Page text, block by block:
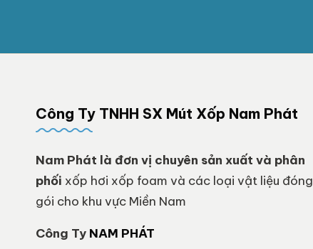
Công Ty TNHH SX Mút Xốp Nam Phát
Nam Phát là đơn vị chuyên sản xuất và phân
phối xốp hơi xốp foam và các loại vật liệu đóng
gói cho khu vực Miền Nam
Công Ty NAM PHÁT